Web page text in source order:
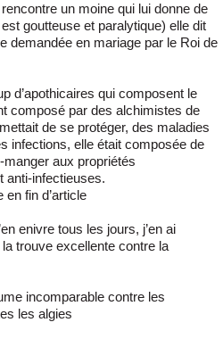
un moine qui lui donne de
goutteuse et paralytique) elle dit
demandée en mariage par le Roi de
d’apothicaires qui composent le
composé par des alchimistes de
de se protéger, des maladies
infections, elle était composée de
aux propriétés
anti-infectieuses.
fin d’article
enivre tous les jours, j’en ai
trouve excellente contre la
incomparable contre les
les algies